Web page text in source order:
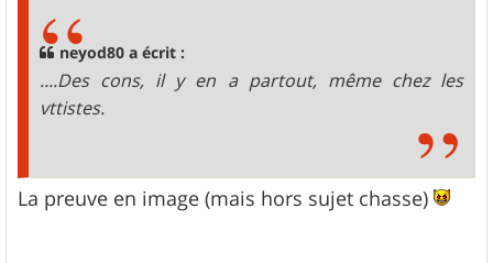
neyod80 a écrit :
....Des cons, il y en a partout, même chez les
vttistes.
La preuve en image (mais hors sujet chasse)